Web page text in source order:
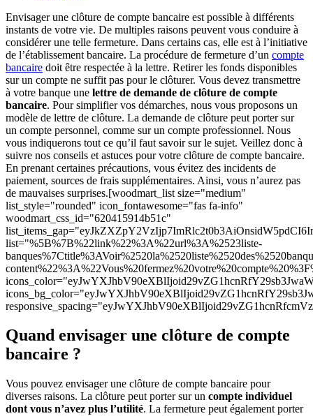
Envisager une clôture de compte bancaire est possible à différents
instants de votre vie. De multiples raisons peuvent vous conduire à
considérer une telle fermeture. Dans certains cas, elle est à l’initiative
de l’établissement bancaire. La procédure de fermeture d’un compte
bancaire doit être respectée à la lettre. Retirer les fonds disponibles
sur un compte ne suffit pas pour le clôturer. Vous devez transmettre
à votre banque une lettre de demande de clôture de compte
bancaire. Pour simplifier vos démarches, nous vous proposons un
modèle de lettre de clôture. La demande de clôture peut porter sur
un compte personnel, comme sur un compte professionnel. Nous
vous indiquerons tout ce qu’il faut savoir sur le sujet. Veillez donc à
suivre nos conseils et astuces pour votre clôture de compte bancaire.
En prenant certaines précautions, vous évitez des incidents de
paiement, sources de frais supplémentaires. Ainsi, vous n’aurez pas
de mauvaises surprises.[woodmart_list size="medium"
list_style="rounded" icon_fontawesome="fas fa-info"
woodmart_css_id="620415914b51c"
list="%5B%7B%22link%22%3A%22url%3A%2523liste-
Quand envisager une clôture de compte
bancaire ?
Vous pouvez envisager une clôture de compte bancaire pour
diverses raisons. La clôture peut porter sur un compte individuel
dont vous n’avez plus l’utilité. La fermeture peut également porter